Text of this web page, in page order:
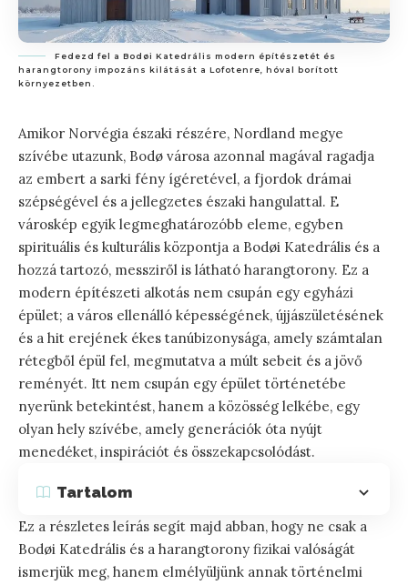
Fedezd fel a Bodøi Katedrális modern építészetét és
harangtorony impozáns kilátását a Lofotenre, hóval borított
környezetben.
Amikor Norvégia északi részére, Nordland megye
szívébe utazunk, Bodø városa azonnal magával ragadja
az embert a sarki fény ígéretével, a fjordok drámai
szépségével és a jellegzetes északi hangulattal. E
városkép egyik legmeghatározóbb eleme, egyben
spirituális és kulturális központja a Bodøi Katedrális és a
hozzá tartozó, messziről is látható harangtorony. Ez a
modern építészeti alkotás nem csupán egy egyházi
épület; a város ellenálló képességének, újjászületésének
és a hit erejének ékes tanúbizonysága, amely számtalan
rétegből épül fel, megmutatva a múlt sebeit és a jövő
reményét. Itt nem csupán egy épület történetébe
nyerünk betekintést, hanem a közösség lelkébe, egy
olyan hely szívébe, amely generációk óta nyújt
menedéket, inspirációt és összekapcsolódást.
Tartalom
Ez a részletes leírás segít majd abban, hogy ne csak a
Bodøi Katedrális és a harangtorony fizikai valóságát
ismerjük meg, hanem elmélyüljünk annak történelmi